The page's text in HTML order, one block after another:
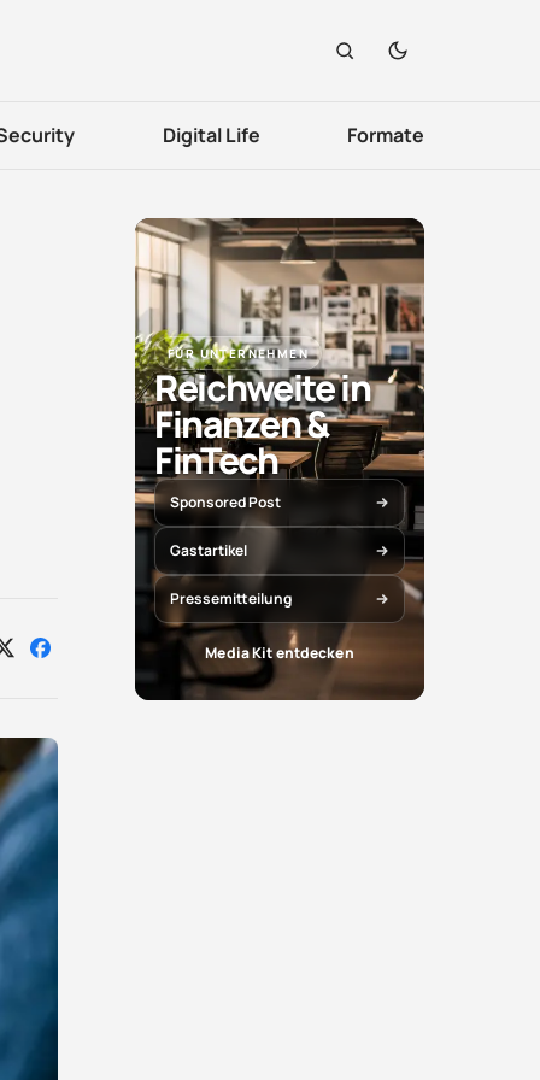
Digital Life Formate
Auf Auf
FÜR UNTERNEHMEN
Reichweite in
Finanzen &
FinTech
Sponsored Post
Gastartikel
Pressemitteilung
Media Kit entdecken